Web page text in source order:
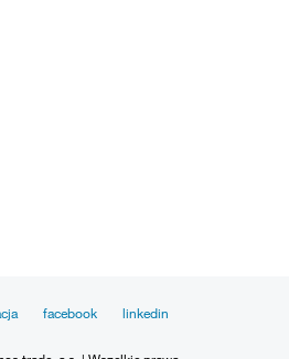
facebook
linkedin